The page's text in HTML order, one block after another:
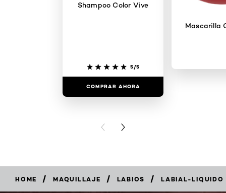
Shampoo Color Vive
5/5
COMPRAR AHORA
Mascarilla
PREVIOUS CARD
NEXT CARD
HOME / MAQUILLAJE / LABIOS / LABIAL-LIQUIDO